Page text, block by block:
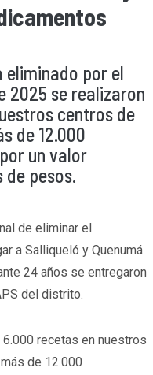
eliminado por el
2025 se realizaron
centros de
de 12.000
un valor
pesos.
de eliminar el
a Salliqueló y Quenumá
24 años se entregaron
del distrito.
recetas en nuestros
de 12.000